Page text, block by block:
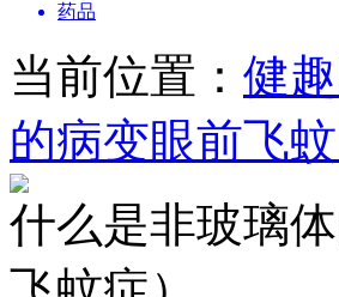
药品
当前位置： 健
的病变眼前飞
什么是非玻璃